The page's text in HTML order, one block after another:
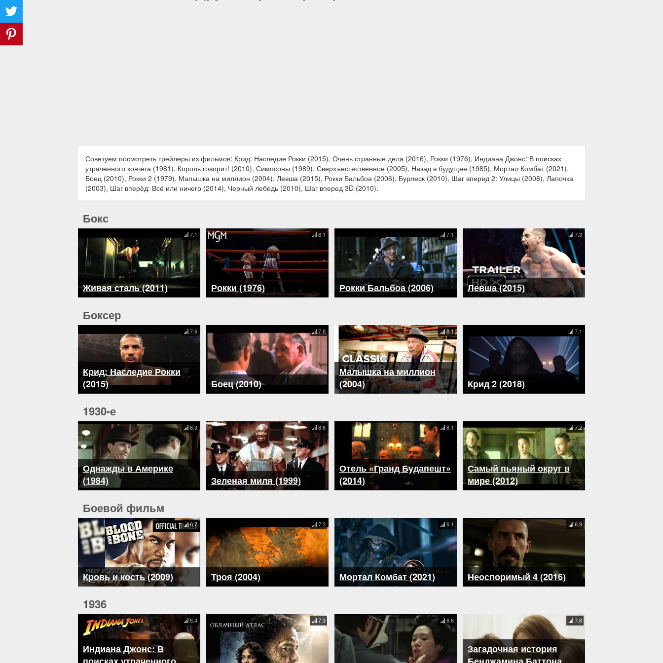
Советуем посмотреть трейлеры из фильмов: Крид: Наследие Рокки (2015), Очень странные дела (2016), Рокки (1976), Индиана Джонс: В поисках
утраченного ковчега (1981), Король говорит! (2010), Симпсоны (1989), Сверхъестественное (2005), Назад в будущее (1985), Мортал Комбат (2021),
Боец (2010), Рокки 2 (1979), Малышка на миллион (2004), Левша (2015), Рокки Бальбоа (2006), Бурлеск (2010), Шаг вперед 2: Улицы (2008), Лапочка
(2003), Шаг вперёд: Всё или ничего (2014), Черный лебедь (2010), Шаг вперед 3D (2010).
Бокс
Живая сталь (2011)
7.1
Рокки (1976)
8.1
Рокки Бальбоа (2006)
7.1
Левша (2015)
7.3
Боксер
Крид: Наследие Рокки
(2015)
7.6
Боец (2010)
7.8
Малышка на миллион
(2004)
8.1
Крид 2 (2018)
7.1
1930-е
Однажды в Америке
(1984)
8.3
Зеленая миля (1999)
8.6
Отель «Гранд Будапешт»
(2014)
8.1
Самый пьяный округ в
мире (2012)
7.2
Боевой фильм
Кровь и кость (2009)
6.7
Троя (2004)
7.3
Мортал Комбат (2021)
6.1
Неоспоримый 4 (2016)
6.9
1936
Индиана Джонс: В
8.4 7.3 6.6
Загадочная история
7.8